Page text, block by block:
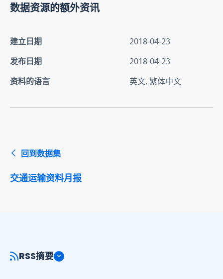
数据资源的额外资讯
建立日期
2018-04-23
发布日期
2018-04-23
资料的语言
英文, 繁体中文
回到数据集
交通运输资料月报
RSS摘要